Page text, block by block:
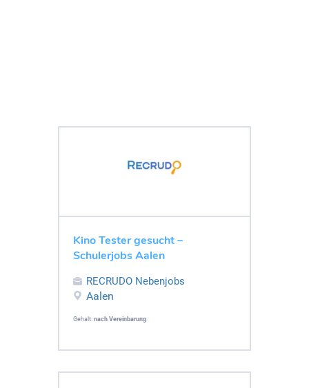
Kino Tester gesucht –
Schulerjobs Aalen
RECRUDO Nebenjobs
Aalen
Gehalt: nach Vereinbarung